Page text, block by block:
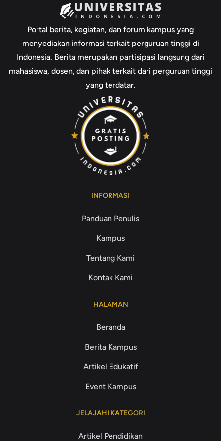
Portal berita, kegiatan, dan forum kampus yang
menyediakan informasi terkait perguruan tinggi di
Indonesia. Berita merupakan partisipasi langsung dari
mahasiswa, dosen, dan pihak terkait dari perguruan tinggi
yang terdatar.
INFORMASI
Panduan Penulis
Kampus
Tentang Kami
Kontak Kami
HALAMAN
Beranda
Berita Kampus
Artikel Edukatif
Event Kampus
JELAJAHI KATEGORI
Artikel Pendidikan